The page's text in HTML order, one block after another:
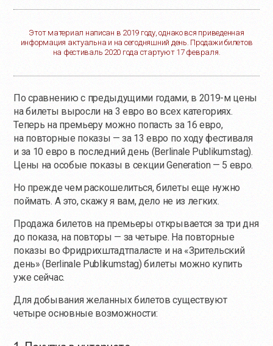
Этот материал написан в 2019 году, однако вся приведенная
информация актуальна и на сегодняшний день. Продажи билетов
на фестиваль 2020 года стартуют 17 февраля.
По сравнению с предыдущими годами, в 2019-м цены
на билеты выросли на 3 евро во всех категориях.
Теперь на премьеру можно попасть за 16 евро,
на повторные показы — за 13 евро по ходу фестиваля
и за 10 евро в последний день (Berlinale Publikumstag).
Цены на особые показы в секции Generation — 5 евро.
Но прежде чем раскошелиться, билеты еще нужно
поймать. А это, скажу я вам, дело не из легких.
Продажа билетов на премьеры открывается за три дня
до показа, на повторы — за четыре. На повторные
показы во Фридрихштадтпаласте и на «Зрительский
день» (Berlinale Publikumstag) билеты можно купить
уже сейчас.
Для добывания желанных билетов существуют
четыре основные возможности: